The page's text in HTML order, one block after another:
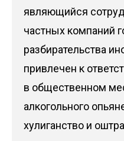
являющийся
частных компаний
разбирательства
привлечен к
в общественном
алкогольного
хулиганство и